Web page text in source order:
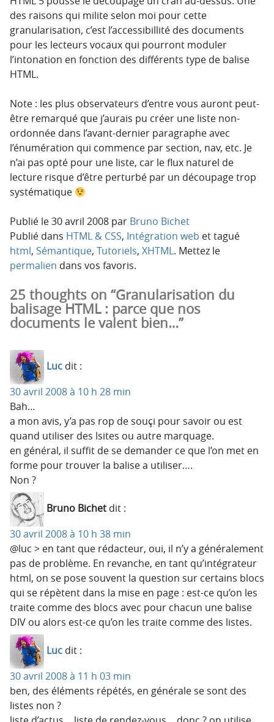
des raisons qui milite selon moi pour cette
granularisation, c’est l’accessibillité des documents
pour les lecteurs vocaux qui pourront moduler
l’intonation en fonction des différents type de balise
HTML.
Note : les plus observateurs d’entre vous auront peut-
être remarqué que j’aurais pu créer une liste non-
ordonnée dans l’avant-dernier paragraphe avec
l’énumération qui commence par section, nav, etc. Je
n’ai pas opté pour une liste, car le flux naturel de
lecture risque d’être perturbé par un découpage trop
systématique
Publié le30 avril 2008 par Bruno Bichet
Publié dans HTML & CSS, Intégration web et tagué
html, Sémantique, Tutoriels, XHTML. Mettez le
permalien dans vos favoris.
25 thoughts on “Granularisation du
balisage HTML : parce que nos
documents le valent bien…”
Luc dit :
30 avril 2008 à 10 h 28 min
Bah…
a mon avis, y’a pas rop de souçi pour savoir ou est
quand utiliser des lsites ou autre marquage.
en général, il suffit de se demander ce que l’on met en
forme pour trouver la balise a utiliser….
Non ?
Bruno Bichet dit :
30 avril 2008 à 10 h 38 min
@luc > en tant que rédacteur, oui, il n’y a généralement
pas de problème. En revanche, en tant qu’intégrateur
html, on se pose souvent la question sur certains blocs
qui se répètent dans la mise en page : est-ce qu’on les
traite comme des blocs avec pour chacun une balise
DIV ou alors est-ce qu’on les traite comme des listes.
Luc dit :
30 avril 2008 à 11 h 03 min
ben, des éléments répétés, en générale se sont des
listes non ?